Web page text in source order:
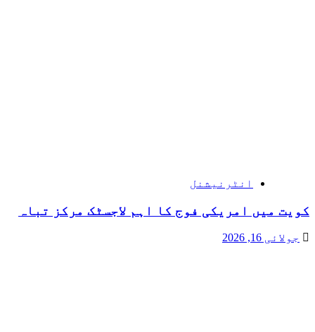
انٹرنیشنل
کویت میں امریکی فوج کا اہم لاجسٹک مرکز تباہ
جولائی 16, 2026